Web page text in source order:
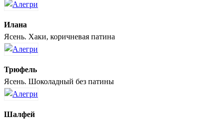
Илана
Ясень. Хаки, коричневая патина
Трюфель
Ясень. Шоколадный без патины
Шалфей